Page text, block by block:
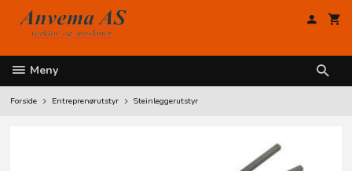
innholdet
Meny
Forside Entreprenørutstyr Steinleggerutstyr